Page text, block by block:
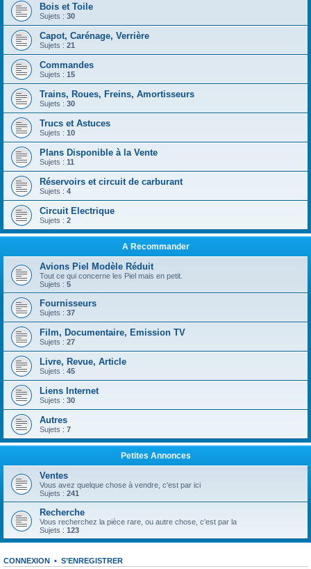
Bois et Toile
Sujets : 30
Capot, Carénage, Verrière
Sujets : 21
Commandes
Sujets : 15
Trains, Roues, Freins, Amortisseurs
Sujets : 30
Trucs et Astuces
Sujets : 10
Plans Disponible à la Vente
Sujets : 11
Réservoirs et circuit de carburant
Sujets : 4
Circuit Electrique
Sujets : 2
A Recommander
Avions Piel Modèle Réduit
Tout ce qui concerne les Piel mais en petit.
Sujets : 5
Fournisseurs
Sujets : 37
Film, Documentaire, Emission TV
Sujets : 27
Livre, Revue, Article
Sujets : 45
Liens Internet
Sujets : 30
Autres
Sujets : 7
Petites Annonces
Ventes
Vous avez quelque chose à vendre, c'est par ici
Sujets : 241
Recherche
Vous recherchez la pièce rare, ou autre chose, c'est par la
Sujets : 123
CONNEXION • S’ENREGISTRER